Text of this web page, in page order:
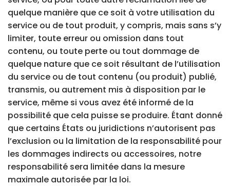
quelque manière que ce soit à votre utilisation du
service ou de tout produit, y compris, mais sans s’y
limiter, toute erreur ou omission dans tout
contenu, ou toute perte ou tout dommage de
quelque nature que ce soit résultant de l’utilisation
du service ou de tout contenu (ou produit) publié,
transmis, ou autrement mis à disposition par le
service, même si vous avez été informé de la
possibilité que cela puisse se produire. Étant donné
que certains États ou juridictions n’autorisent pas
l’exclusion ou la limitation de la responsabilité pour
les dommages indirects ou accessoires, notre
responsabilité sera limitée dans la mesure
maximale autorisée par la loi.